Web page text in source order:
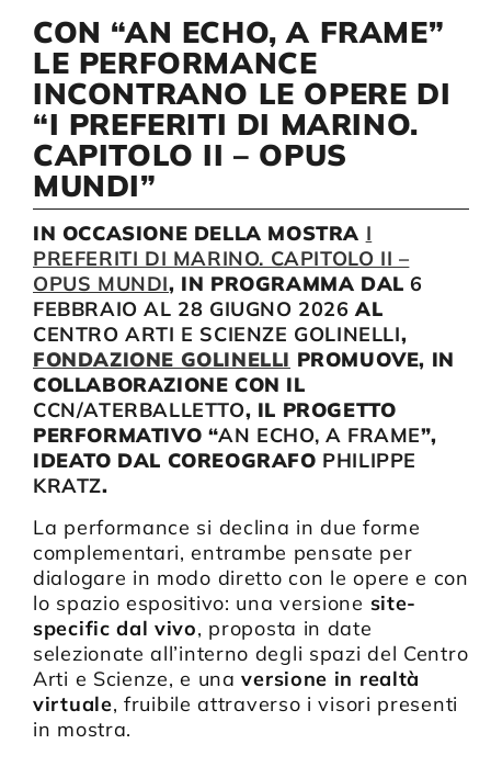
Compagnia
Sostienici
Calendario
CON “AN ECHO, A FRAME”
LE PERFORMANCE
INCONTRANO LE OPERE DI
“I PREFERITI DI MARINO.
CAPITOLO II – OPUS
MUNDI”
IN OCCASIONE DELLA MOSTRA I
PREFERITI DI MARINO. CAPITOLO II –
OPUS MUNDI, IN PROGRAMMA DAL6
FEBBRAIO AL 28 GIUGNO 2026 AL
CENTRO ARTI E SCIENZE GOLINELLI,
FONDAZIONE GOLINELLI PROMUOVE, IN
COLLABORAZIONE CON IL
CCN/ATERBALLETTO, IL PROGETTO
PERFORMATIVO “AN ECHO, A FRAME”,
IDEATO DAL COREOGRAFO PHILIPPE
KRATZ.
La performance si declina in due forme
complementari, entrambe pensate per
dialogare in modo diretto con le opere e con
lo spazio espositivo: una versione site-
specific dal vivo, proposta in date
selezionate all’interno degli spazi del Centro
Arti e Scienze, e unaversione in realtà
virtuale, fruibile attraverso i visori presenti
in mostra.